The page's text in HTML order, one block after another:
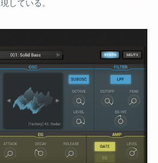
現している。